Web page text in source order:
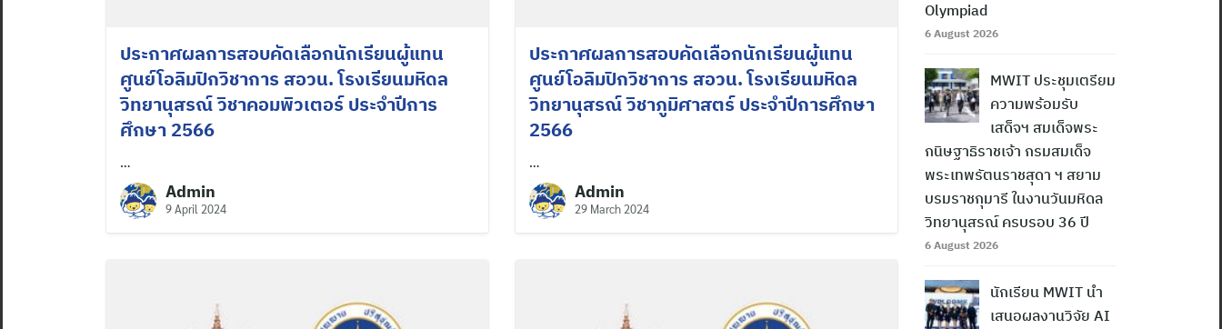
ประกาศผลการสอบคัดเลือกนักเรียนผู้แทน
ศูนย์โอลิมปิกวิชาการ สอวน. โรงเรียนมหิดล
วิทยานุสรณ์ วิชาคอมพิวเตอร์ ประจำปีการ
ศึกษา 2566
…
Admin
9 April 2024
ประกาศผลการสอบคัดเลือกนักเรียนผู้แทน
ศูนย์โอลิมปิกวิชาการ สอวน. โรงเรียนมหิดล
วิทยานุสรณ์ วิชาภูมิศาสตร์ ประจำปีการศึกษา
2566
…
Admin
29 March 2024
Olympiad
6 August 2026
MWIT ประชุมเตรียม
ความพร้อมรับ
เสด็จฯ สมเด็จพระ
กนิษฐาธิราชเจ้า กรมสมเด็จ
พระเทพรัตนราชสุดา ฯ สยาม
บรมราชกุมารี ในงานวันมหิดล
วิทยานุสรณ์ ครบรอบ 36 ปี
6 August 2026
นักเรียน MWIT นำ
เสนอผลงานวิจัย AI